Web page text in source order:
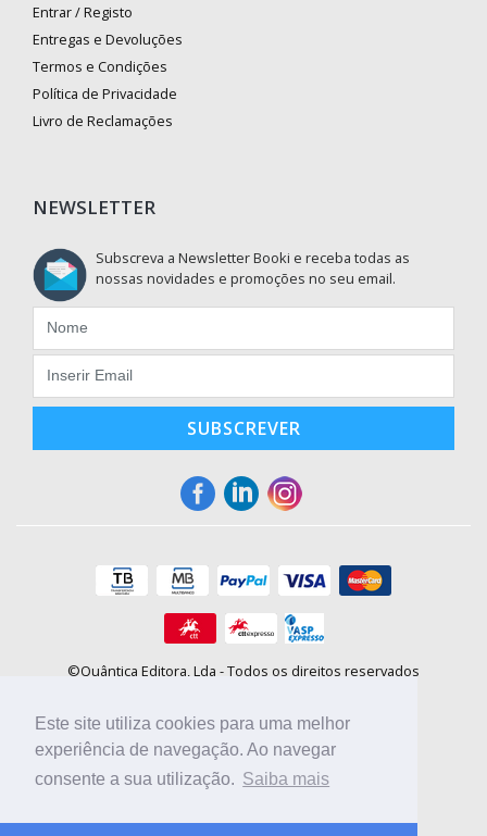
Este site utiliza cookies para uma melhor
experiência de navegação. Ao navegar
consente a sua utilização. Saiba mais
Entrar / Registo
Entregas e Devoluções
Termos e Condições
Política de Privacidade
Livro de Reclamações
NEWSLETTER
Subscreva a Newsletter Booki e receba todas as
nossas novidades e promoções no seu email.
SUBSCREVER
©Quântica Editora, Lda - Todos os direitos reservados
E-mail: info@booki.pt
Tel.: +351 220 104 872(custo de chamada para a rede fixa